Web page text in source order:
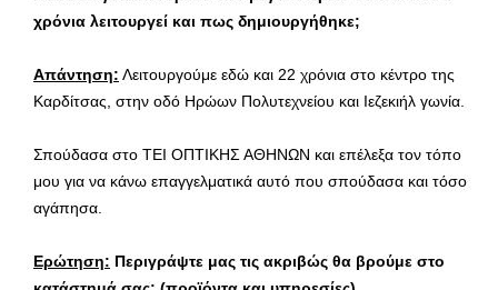
χρόνια λειτουργεί και πως δημιουργήθηκε;
Απάντηση: Λειτουργούμε εδώ και 22 χρόνια στο κέντρο της
Καρδίτσας, στην οδό Ηρώων Πολυτεχνείου και Ιεζεκιήλ γωνία.
Σπούδασα στο ΤΕΙ ΟΠΤΙΚΗΣ ΑΘΗΝΩΝ και επέλεξα τον τόπο
μου για να κάνω επαγγελματικά αυτό που σπούδασα και τόσο
αγάπησα.
Ερώτηση: Περιγράψτε μας τις ακριβώς θα βρούμε στο